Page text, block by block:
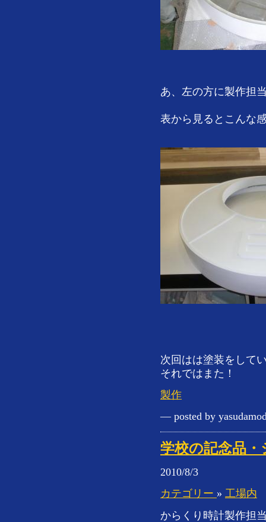
あ、左の方に製作担
表から見るとこんな
次回はは塗装をして
それではまた！
製作
— posted by
学校の記念品
2010/8/3
カテゴリー » 工場内
からくり時計製作担